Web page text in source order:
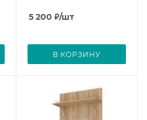
5 200 ₽/шт
В КОРЗИНУ